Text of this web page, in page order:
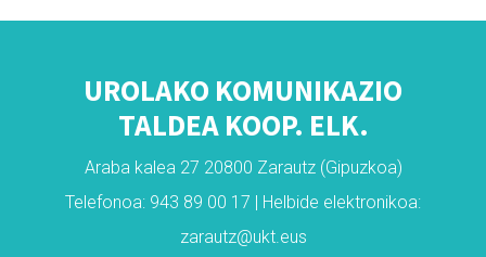
UROLAKO KOMUNIKAZIO
TALDEA KOOP. ELK.
Araba kalea 27 20800 Zarautz (Gipuzkoa)
Telefonoa: 943 89 00 17 | Helbide elektronikoa:
zarautz@ukt.eus